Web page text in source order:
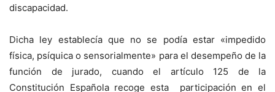
discapacidad.
Dicha ley establecía que no se podía estar «impedido
física, psíquica o sensorialmente» para el desempeño de la
función de jurado, cuando el artículo 125 de la
Constitución Española recoge esta participación en el